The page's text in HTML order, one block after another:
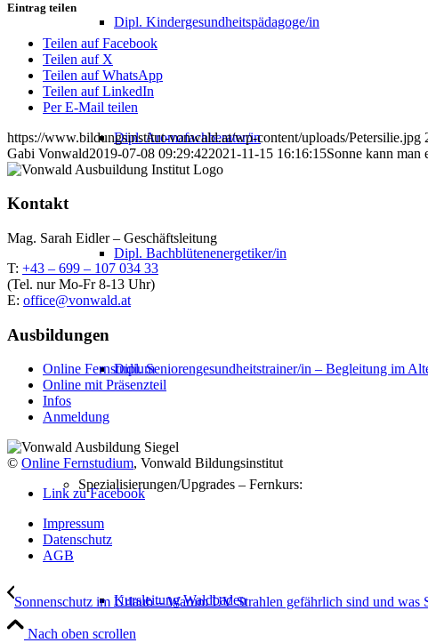
Dipl. Kindergesundheitspädagoge/in
Dipl. Aromafachberater/in
Dipl. Bachblütenenergetiker/in
Dipl. Seniorengesundheitstrainer/in – Begleitung im
Spezialisierungen/Upgrades – Fernkurs:
Kursleitung Waldbaden
Eintrag teilen
Teilen auf Facebook
Teilen auf X
Teilen auf WhatsApp
Teilen auf LinkedIn
Per E-Mail teilen
https://www.bildungsinstitut-vonwald.at/wp-content/uploads/Petersilie.jpg
Gabi Vonwald2019-07-08 09:29:422021-11-15 16:16:15Sonne kann man
Kontakt
Mag. Sarah Eidler – Geschäftsleitung
T: +43 – 699 – 107 034 33
(Tel. nur Mo-Fr 8-13 Uhr)
E: office@vonwald.at
Ausbildungen
Online Fernstudium
Online mit Präsenzteil
Infos
Anmeldung
© Online Fernstudium, Vonwald Bildungsinstitut
Link zu Facebook
Impressum
Datenschutz
AGB
Sonnenschutz im Urlaub – Warum UV Strahlen gefährlich sind und was
Nach oben scrollen